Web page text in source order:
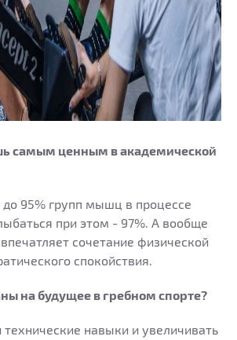
самым ценным в академической
до 95% групп мышц в процессе
при этом - 97%. А вообще
сочетание физической
спокойствия.
на будущее в гребном спорте?
технические навыки и увеличивать